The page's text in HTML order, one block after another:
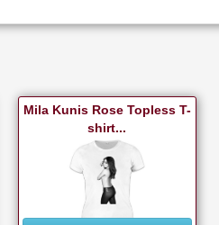
Mila Kunis Rose Topless T-
shirt...